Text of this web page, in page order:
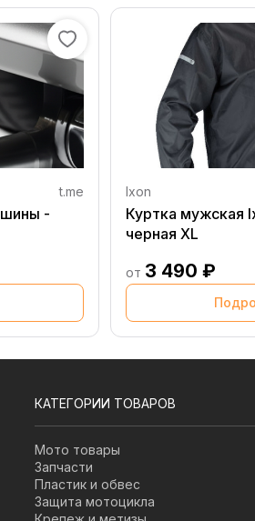
t.me
-
Ixon
Куртка мужская
черная XL
от 3 490 ₽
КАТЕГОРИИ ТОВАРОВ
Мото товары
Запчасти
Пластик и обвес
Защита мотоцикла